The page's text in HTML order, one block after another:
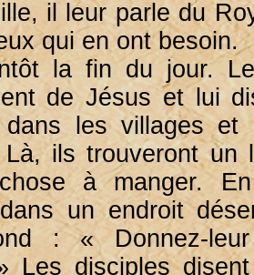
il leur parle du
qui en ont besoin.
la fin du jour.
de Jésus et lui
dans les villages et
Là, ils trouveront un
à manger.
un endroit
: « Donnez-
Les disciples